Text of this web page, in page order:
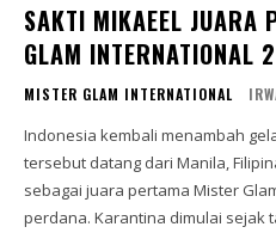
SAKTI MIKAEEL JUARA
GLAM INTERNATIONAL
MISTER GLAM INTERNATIONAL
Indonesia kembali menambah
tersebut datang dari Manila, Filipina. Nama Indonesia
sebagai juara pertama Mister
perdana. Karantina dimulai sejak